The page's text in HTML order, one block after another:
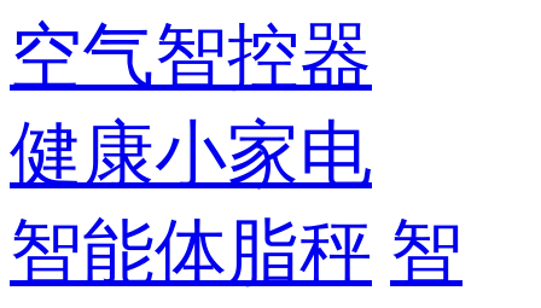
空气智控器
健康小家电
智能体脂秤 智